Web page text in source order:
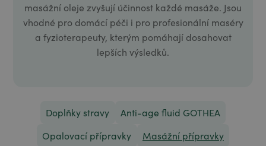
masážní oleje zvyšují účinnost každé masáže. Jsou
vhodné pro domácí péči i pro profesionální maséry
a fyzioterapeuty, kterým pomáhají dosahovat
lepších výsledků.
Doplňky stravy
Anti-age fluid GOTHEA
Opalovací přípravky
Masážní přípravky